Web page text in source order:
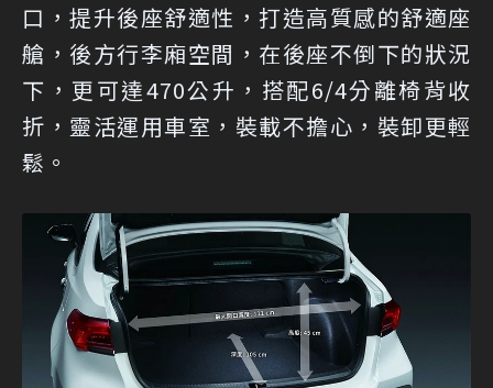
口，提升後座舒適性，打造高質感的舒適座
艙，後方行李廂空間，在後座不倒下的狀況
下，更可達470公升，搭配6/4分離椅背收
折，靈活運用車室，裝載不擔心，裝卸更輕
鬆。